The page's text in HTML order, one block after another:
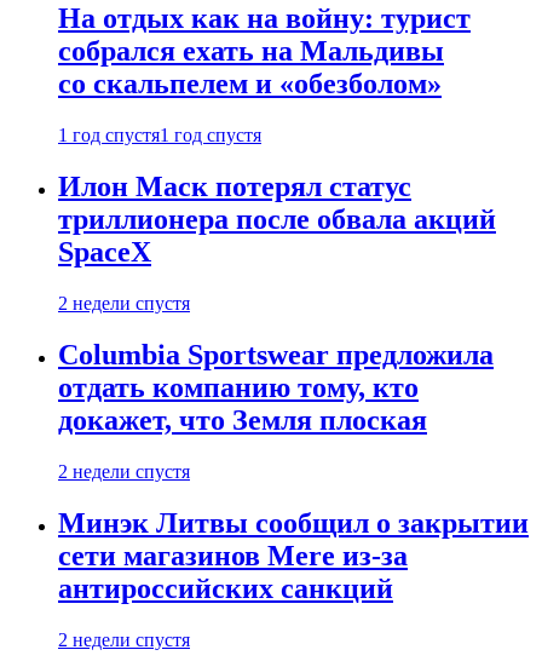
На отдых как на войну: турист
собрался ехать на Мальдивы
со скальпелем и «обезболом»
1 год спустя1 год спустя
Илон Маск потерял статус
триллионера после обвала акций
SpaceX
2 недели спустя
Columbia Sportswear предложила
отдать компанию тому, кто
докажет, что Земля плоская
2 недели спустя
Минэк Литвы сообщил о закрытии
сети магазинов Mere из-за
антироссийских санкций
2 недели спустя